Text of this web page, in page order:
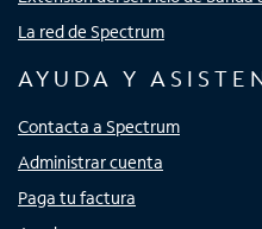
La red de Spectrum
AYUDA Y
Contacta a Spectrum
Administrar cuenta
Paga tu factura